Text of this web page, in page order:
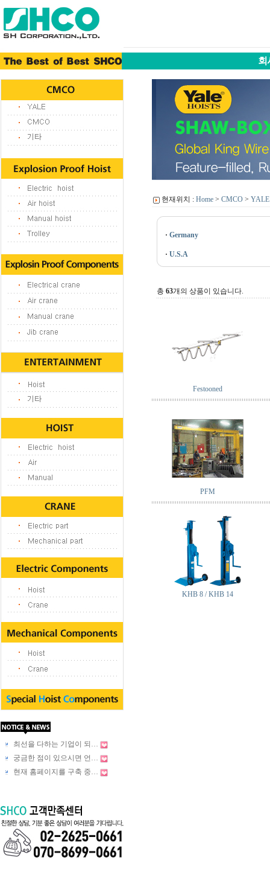
회
최선을 다하는 기업이 되…
궁금한 점이 있으시면 언…
현재 홈페이지를 구축 중…
현재위치 : Home > CMCO > YALE
· Germany
· U.S.A
총 63개의 상품이 있습니다.
Festooned
PFM
KHB 8 / KHB 14